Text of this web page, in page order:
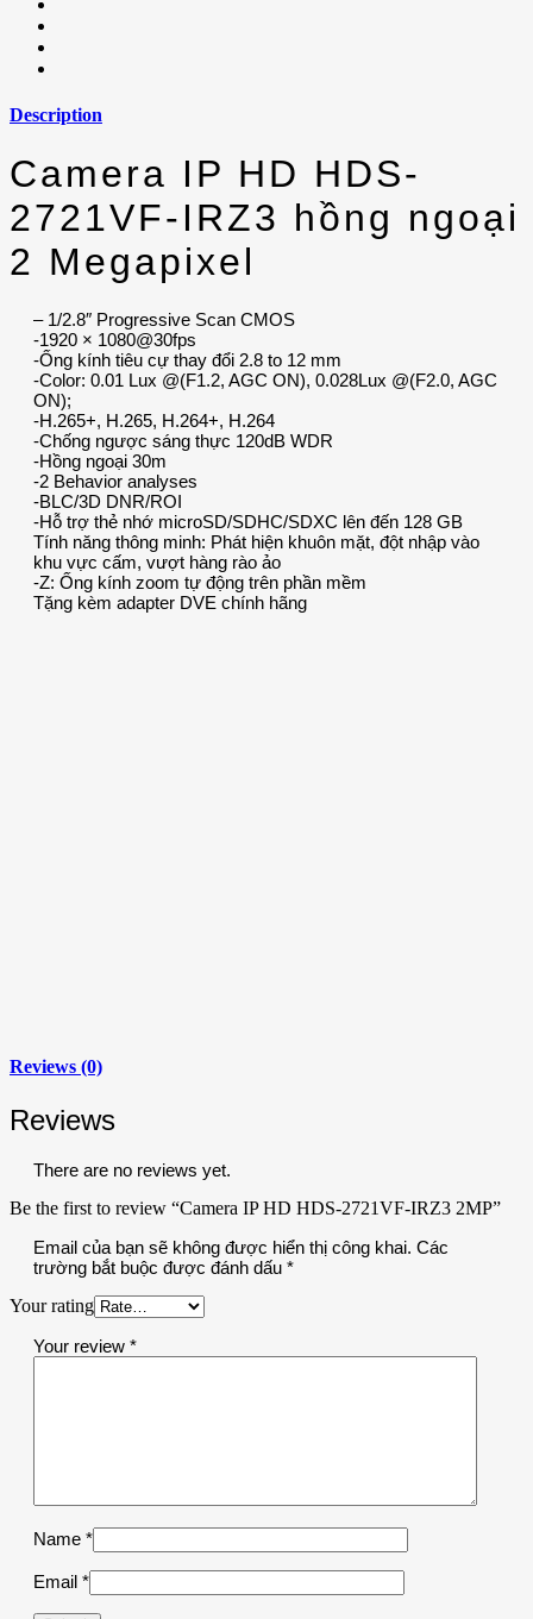
Description
Camera IP HD HDS-
2721VF-IRZ3 hồng ngoại
2 Megapixel
– 1/2.8″ Progressive Scan CMOS
-1920 × 1080@30fps
-Ống kính tiêu cự thay đổi 2.8 to 12 mm
-Color: 0.01 Lux @(F1.2, AGC ON), 0.028Lux @(F2.0, AGC
ON);
-H.265+, H.265, H.264+, H.264
-Chống ngược sáng thực 120dB WDR
-Hồng ngoại 30m
-2 Behavior analyses
-BLC/3D DNR/ROI
-Hỗ trợ thẻ nhớ microSD/SDHC/SDXC lên đến 128 GB
Tính năng thông minh: Phát hiện khuôn mặt, đột nhập vào
khu vực cấm, vượt hàng rào ảo
-Z: Ống kính zoom tự động trên phần mềm
Tặng kèm adapter DVE chính hãng
Reviews (0)
Reviews
There are no reviews yet.
Be the first to review “Camera IP HD HDS-2721VF-IRZ3 2MP”
Email của bạn sẽ không được hiển thị công khai. Các
trường bắt buộc được đánh dấu *
Your rating
Your review *
Name *
Email *